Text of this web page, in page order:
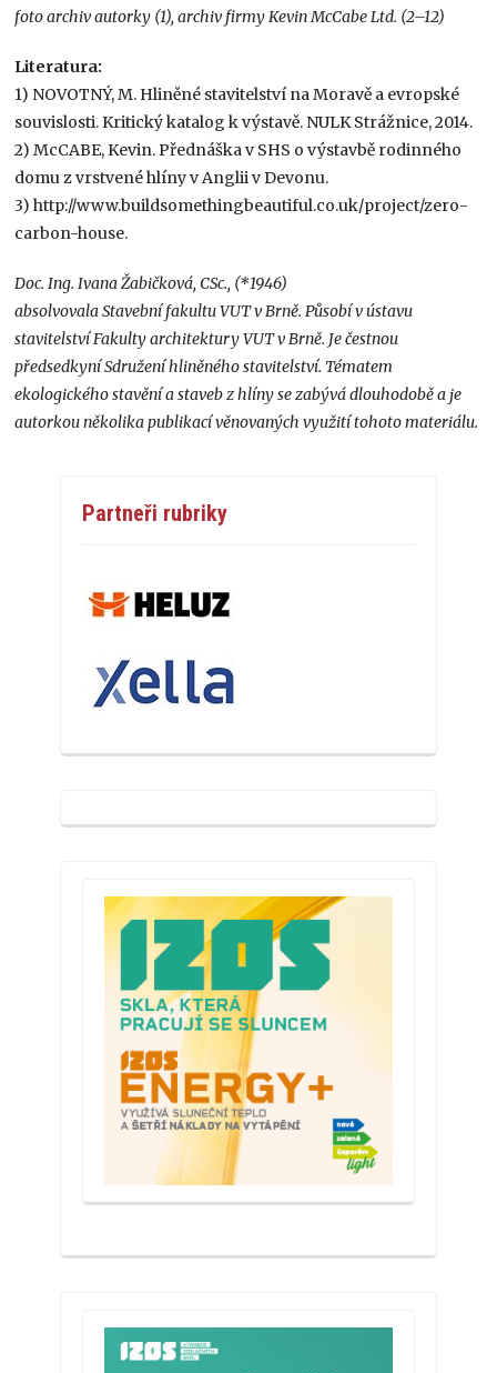
foto archiv autorky (1), archiv firmy Kevin McCabe Ltd. (2–12)
Literatura:
1) NOVOTNÝ, M. Hliněné stavitelství na Moravě a evropské
souvislosti. Kritický katalog k výstavě. NULK Strážnice, 2014.
2) McCABE, Kevin. Přednáška v SHS o výstavbě rodinného
domu z vrstvené hlíny v Anglii v Devonu.
3) http://www.buildsomethingbeautiful.co.uk/project/zero-
carbon-house.
Doc. Ing. Ivana Žabičková, CSc., (*1946)
absolvovala Stavební fakultu VUT v Brně. Působí v ústavu
stavitelství Fakulty architektury VUT v Brně. Je čestnou
předsedkyní Sdružení hliněného stavitelství. Tématem
ekologického stavění a staveb z hlíny se zabývá dlouhodobě a je
autorkou několika publikací věnovaných využití tohoto materiálu.
Partneři rubriky